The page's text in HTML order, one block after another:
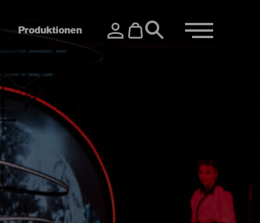
Produktionen